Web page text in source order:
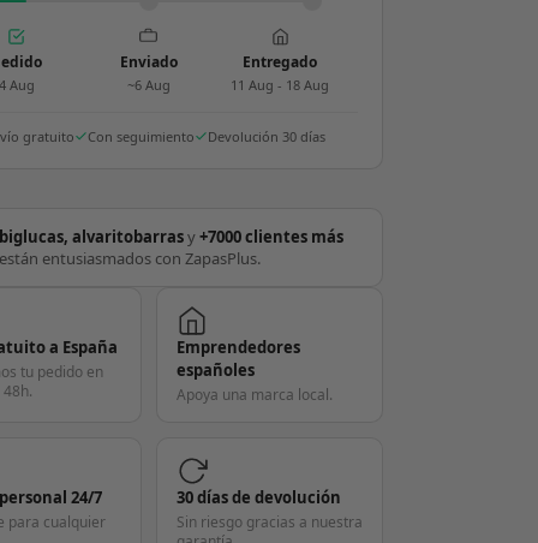
Aug
Enviado
~6 Aug
Entregado
11 Aug - 18 Aug
gratuito Con seguimiento Devolución 30 días
biglucas, alvaritobarrasy+7000 clientes más
están entusiasmados con ZapasPlus.
a España
tu pedido en
Emprendedores
españoles
Apoya una marca local.
24/7
para cualquier
30 días de devolución
Sin riesgo gracias a nuestra